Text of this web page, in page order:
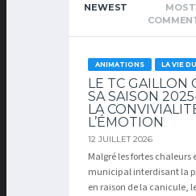
NEWEST
MOST
ANIMATIONS LA VIE
LE TC GAILLON
SA SAISON
LA
L’ÉMOTION
12 JUILLET 2026
Malgré les fortes chaleurs
municipal interdisant la
en raison de la canicule,